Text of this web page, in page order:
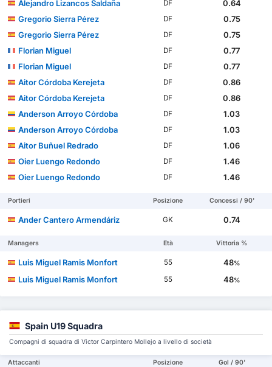
Alejandro Lizancos Saldaña DF
0.64
Gregorio Sierra Pérez
DF
0.75
Gregorio Sierra Pérez
DF
0.75
Florian Miguel
DF
0.77
Florian Miguel
DF
0.77
Aitor Córdoba Kerejeta
DF
0.86
Aitor Córdoba Kerejeta
DF
0.86
Anderson Arroyo Córdoba
DF
1.03
Anderson Arroyo Córdoba
DF
1.03
Aitor Buñuel Redrado
DF
1.06
Oier Luengo Redondo
DF
1.46
Oier Luengo Redondo
DF 1.46
Portieri Posizione Concessi / 90'
Ander Cantero Armendáriz GK 0.74
Managers Età Vittoria %
Luis Miguel Ramis Monfort 55 48%
Luis Miguel Ramis Monfort 55 48%
Spain U19 Squadra
Compagni di squadra di Victor Carpintero Mollejo a livello di società
Attaccanti Posizione Gol / 90'